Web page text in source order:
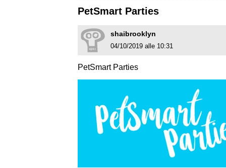
PetSmart Parties
shaibrooklyn
04/10/2019 alle 10:31
PetSmart Parties